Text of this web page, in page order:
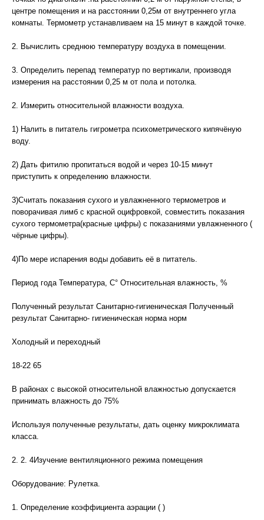
центре помещения и на расстоянии 0,25м от внутреннего угла
комнаты. Термометр устанавливаем на 15 минут в каждой точке.
2. Вычислить среднюю температуру воздуха в помещении.
3. Определить перепад температур по вертикали, производя
измерения на расстоянии 0,25 м от пола и потолка.
2. Измерить относительной влажности воздуха.
1) Налить в питатель гигрометра психометрического кипячёную
воду.
2) Дать фитилю пропитаться водой и через 10-15 минут
приступить к определению влажности.
3)Считать показания сухого и увлажненного термометров и
поворачивая лимб с красной оцифровкой, совместить показания
сухого термометра(красные цифры) с показаниями увлажненного (
чёрные цифры).
4)По мере испарения воды добавить её в питатель.
Период года Температура, С° Относительная влажность, %
Полученный результат Санитарно-гигиеническая Полученный
результат Санитарно- гигиеническая норма норм
Холодный и переходный
18-22 65
В районах с высокой относительной влажностью допускается
принимать влажность до 75%
Используя полученные результаты, дать оценку микроклимата
класса.
2. 2. 4Изучение вентиляционного режима помещения
Оборудование: Рулетка.
1. Определение коэффициента аэрации ( )